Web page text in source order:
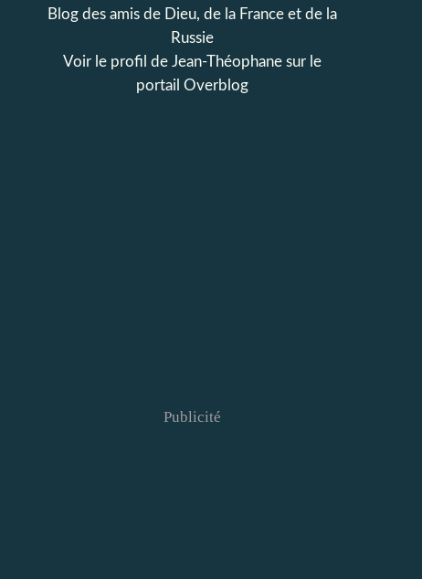
Blog des amis de Dieu, de la France et de la
Russie
Voir le profil de Jean-Théophanesur le
portail Overblog
Publicité